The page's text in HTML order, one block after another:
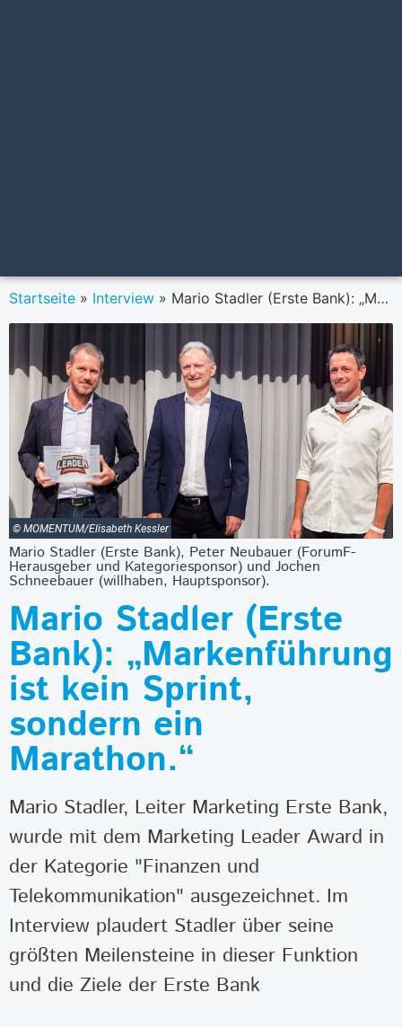
Startseite » Interview » Mario Stadler (Erste Bank): „Markenführung ist kein Sprint, sondern ein Marathon.“
© MOMENTUM/Elisabeth Kessler
Mario Stadler (Erste Bank), Peter Neubauer (ForumF-
Herausgeber und Kategoriesponsor) und Jochen
Schneebauer (willhaben, Hauptsponsor).
Mario Stadler (Erste
Bank): „Markenführung
ist kein Sprint,
sondern ein
Marathon.“
Mario Stadler, Leiter Marketing Erste Bank,
wurde mit dem Marketing Leader Award in
der Kategorie "Finanzen und
Telekommunikation" ausgezeichnet. Im
Interview plaudert Stadler über seine
größten Meilensteine in dieser Funktion
und die Ziele der Erste Bank